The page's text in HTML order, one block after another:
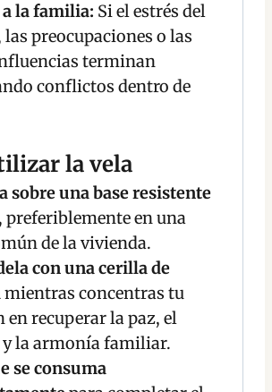
la familia: Si el estrés del
preocupaciones o las
terminan
conflictos dentro de
la vela
sobre una base resistente
, preferiblemente en una
de la vivienda.
con una cerilla de
mientras concentras tu
en recuperar la paz, el
y la armonía familiar.
se consuma